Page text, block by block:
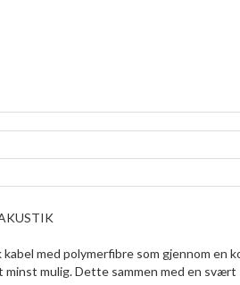
med polymerfibre som gjennom en
mulig. Dette sammen med en